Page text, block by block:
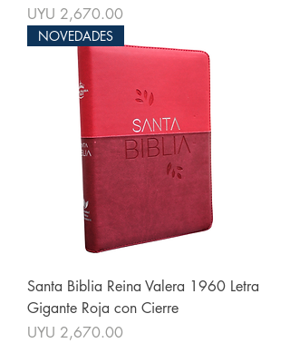
Price
UYU 2,670.00
NOVEDADES
Santa Biblia Reina Valera 1960 Letra
Gigante Roja con Cierre
Price
UYU 2,670.00